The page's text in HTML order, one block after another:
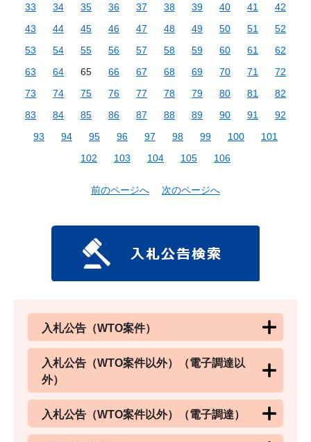
33
34 35 36 37 38 39 40 41
42
43
44 45 46 47 48 49 50 51
52
53
54 55 56 57 58 59 60 61
62
63
64 65 66 67 68 69 70 71
72
73
74 75 76 77 78 79 80 81
82
83
84 85 86 87 88 89 90 91
92
93
94 95 96 97 98 99 100
101
102
103 104 105 106
前のページへ 次のページへ
入札公告（WTO案件）
入札公告（WTO案件以外）（電子調達以
外）
入札公告（WTO案件以外）（電子調達）